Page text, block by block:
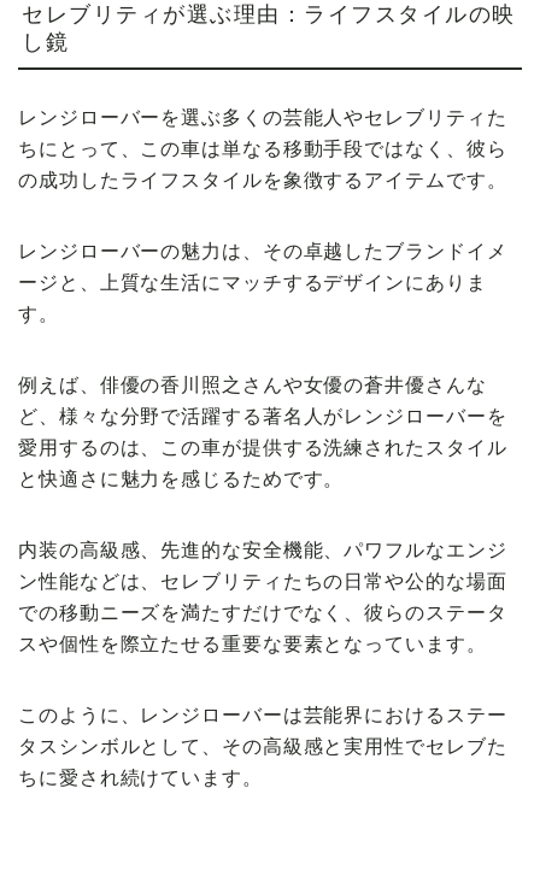
セレブリティが選ぶ理由：ライフスタイルの映
し鏡
レンジローバーを選ぶ多くの芸能人やセレブリティた
ちにとって、この車は単なる移動手段ではなく、彼ら
の成功したライフスタイルを象徴するアイテムです。
レンジローバーの魅力は、その卓越したブランドイメ
ージと、上質な生活にマッチするデザインにありま
す。
例えば、俳優の香川照之さんや女優の蒼井優さんな
ど、様々な分野で活躍する著名人がレンジローバーを
愛用するのは、この車が提供する洗練されたスタイル
と快適さに魅力を感じるためです。
内装の高級感、先進的な安全機能、パワフルなエンジ
ン性能などは、セレブリティたちの日常や公的な場面
での移動ニーズを満たすだけでなく、彼らのステータ
スや個性を際立たせる重要な要素となっています。
このように、レンジローバーは芸能界におけるステー
タスシンボルとして、その高級感と実用性でセレブた
ちに愛され続けています。